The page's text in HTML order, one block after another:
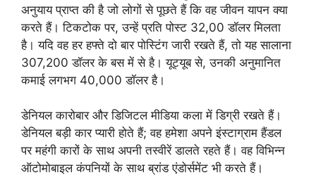
अनुयाय प्राप्त की है जो लोगों से पूछते हैं कि वह जीवन यापन क्या
करते हैं। टिकटोक पर, उन्हें प्रति पोस्ट 32,00 डॉलर मिलता
है। यदि वह हर हफ्ते दो बार पोस्टिंग जारी रखते हैं, तो यह सालाना
307,200 डॉलर के बस में से है। यूट्यूब से, उनकी अनुमानित
कमाई लगभग 40,000 डॉलर है।
डेनियल कारोबार और डिजिटल मीडिया कला में डिग्री रखते हैं।
डेनियल बड़ी कार प्यारी होते हैं; वह हमेशा अपने इंस्टाग्राम हैंडल
पर महंगी कारों के साथ अपनी तस्वीरें डालते रहते हैं। वह विभिन्न
ऑटोमोबाइल कंपनियों के साथ ब्रांड एंडोर्समेंट भी करते हैं।